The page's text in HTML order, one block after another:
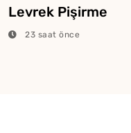
Levrek Pişirme
Tüyosu
23 saat önce